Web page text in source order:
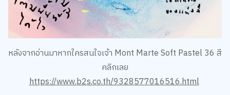
หลังจากอ่านมาหากใครสนใจเจ้า Mont Marte Soft Pastel 36 สี
คลิกเลย
https://www.b2s.co.th/9328577016516.html